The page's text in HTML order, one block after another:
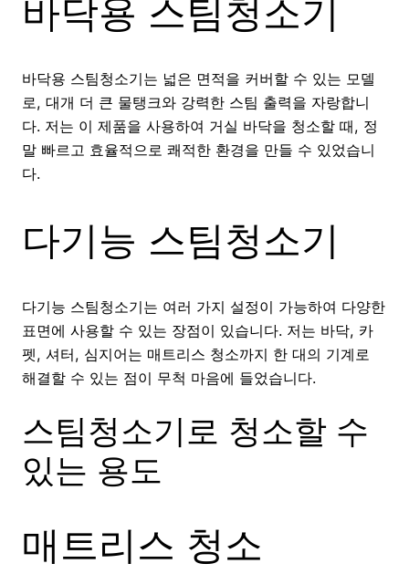
바닥용 스팀청소기
바닥용 스팀청소기는 넓은 면적을 커버할 수 있는 모델
로, 대개 더 큰 물탱크와 강력한 스팀 출력을 자랑합니
다. 저는 이 제품을 사용하여 거실 바닥을 청소할 때, 정
말 빠르고 효율적으로 쾌적한 환경을 만들 수 있었습니
다.
다기능 스팀청소기
다기능 스팀청소기는 여러 가지 설정이 가능하여 다양한
표면에 사용할 수 있는 장점이 있습니다. 저는 바닥, 카
펫, 셔터, 심지어는 매트리스 청소까지 한 대의 기계로
해결할 수 있는 점이 무척 마음에 들었습니다.
스팀청소기로 청소할 수
있는 용도
매트리스 청소